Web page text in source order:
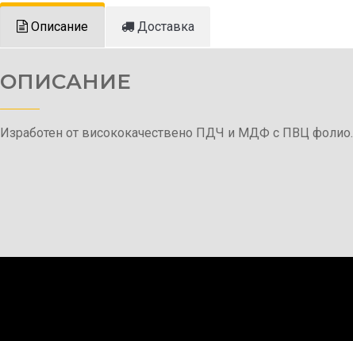
Описание Доставка
ОПИСАНИЕ
Изработен от висококачествено ПДЧ и МДФ с ПВЦ фолио.